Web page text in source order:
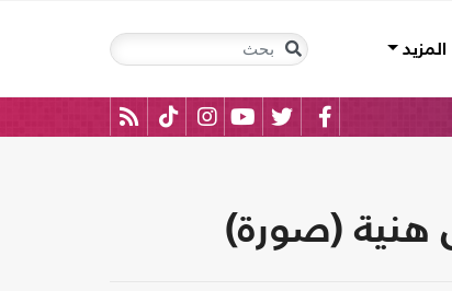
المزيد
هنية (صورة)